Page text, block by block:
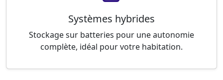
Systèmes hybrides
Stockage sur batteries pour une autonomie
complète, idéal pour votre habitation.